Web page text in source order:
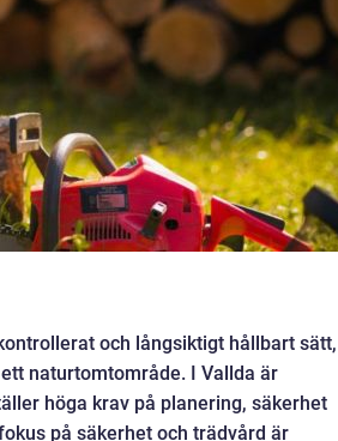
och långsiktigt hållbart sätt,
naturtomtområde. I Vallda är
höga krav på planering, säkerhet
på säkerhet och trädvård är